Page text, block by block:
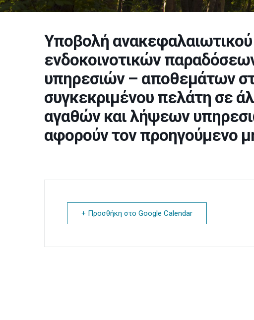
Υποβολή ανακεφαλαιωτικού
ενδοκοινοτικών
υπηρεσιών – αποθεμάτων
συγκεκριμένου πελάτη σε
αγαθών και λήψεων
αφορούν τον προηγούμενο
+ Προσθήκη στο Google Calendar